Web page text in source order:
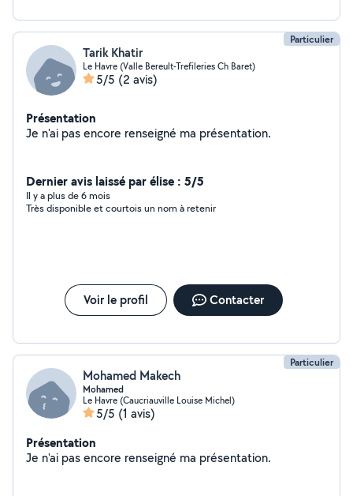
Particulier
Tarik Khatir
Le Havre (Valle Bereult-Trefileries Ch Baret)
5/5 (2 avis)
Présentation
Je n'ai pas encore renseigné ma présentation.
Dernier avis laissé par élise : 5/5
Il y a plus de 6 mois
Très disponible et courtois un nom à retenir
Voir le profil Contacter
Particulier
Mohamed Makech
Mohamed
Le Havre (Caucriauville Louise Michel)
5/5 (1 avis)
Présentation
Je n'ai pas encore renseigné ma présentation.